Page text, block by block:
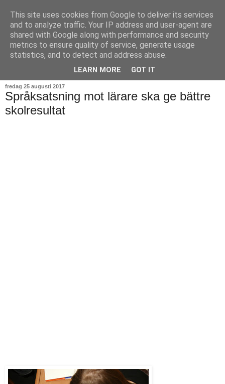
fredag 25 augusti 2017
Språksatsning mot lärare ska ge bättre
skolresultat
This site uses cookies from Google to deliver its services
and to analyze traffic. Your IP address and user-agent are
shared with Google along with performance and security
metrics to ensure quality of service, generate usage
statistics, and to detect and address abuse.
LEARN MORE GOT IT